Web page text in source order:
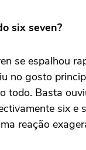
six seven?
se espalhou
no gosto
todo. Basta
six e
reação